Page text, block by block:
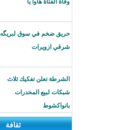
وفاة الفتاة هاوا يا
حريق ضخم في سوق لبريگه
شرقي ازويرات
الشرطة تعلن تفكيك ثلاث
شبكات لبيع المخدرات
بانواكشوط
ثقافة